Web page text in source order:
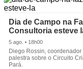
Dia de Campo na
Consultoria esteve
5 ago. • 18h00
Diego Rossin,
palestra sobre o Circuito
Pará.